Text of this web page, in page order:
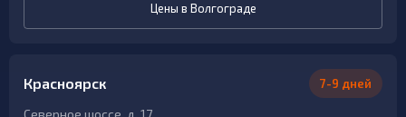
Цены в Волгограде
Красноярск 7-9 дней